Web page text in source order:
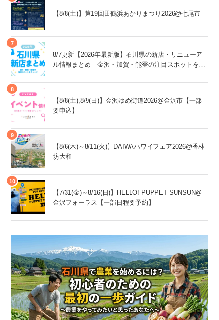
【8/8(土)】第19回田鶴浜あかりまつり2026@七尾市
8/7更新【2026年最新版】石川県の新店・リニューア
ル情報まとめ｜金沢・加賀・能登の注目スポットをチ
【8/8(土),8/9(日)】金沢ゆめ街道2026@金沢市【一部
要申込】
【8/6(木)～8/11(火)】DAIWAハワイフェア2026@香林
坊大和
【7/31(金)～8/16(日)】HELLO! PUPPET SUNSUN@
金沢フォーラス【一部日程要予約】